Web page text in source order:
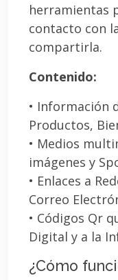
herramientas
contacto con
compartirla.
Contenido:
• Información
Productos,
• Medios
imágenes y
• Enlaces a
Correo
• Códigos Qr
Digital y a la
¿Cómo